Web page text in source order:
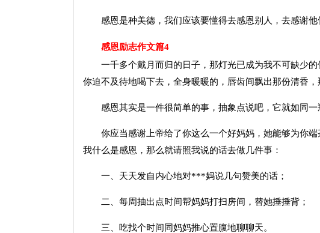
感恩是种美德，我们应该要懂得去感恩别人，去感谢他
感恩励志作文篇4
一千多个戴月而归的日子，那灯光已成为我不可缺少的
你迫不及待地喝下去，全身暖暖的，唇齿间飘出那份清香，
感恩其实是一件很简单的事，抽象点说吧，它就如同一
你应当感谢上帝给了你这么一个好妈妈，她能够为你端
我什么是感恩，那么就请照我说的话去做几件事：
一、天天发自内心地对***妈说几句赞美的话；
二、每周抽出点时间帮妈妈打扫房间，替她捶捶背；
三、吃找个时间同妈妈推心置腹地聊聊天。